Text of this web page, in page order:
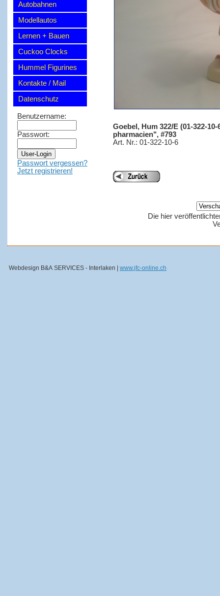
Autobahnen
Modellautos
Lernen + Bauen
Cuckoo Clocks
Hummel Figurines
Kontakte / Mail
Datenschutz
Benutzername:
Passwort:
Passwort vergessen?
Jetzt registrieren!
Goebel, Hum 322/E (01-322-
pharmacien", #793
Art. Nr.: 01-322-10-6
Die hier
Webdesign B&A SERVICES - Interlaken | www.jfc-online.ch